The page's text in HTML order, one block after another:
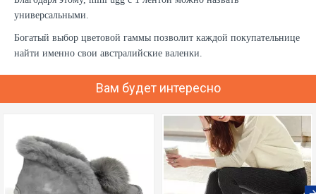
универсальными.
Богатый выбор цветовой гаммы позволит каждой покупательнице
найти именно свои австралийские валенки.
Вам будет интересно